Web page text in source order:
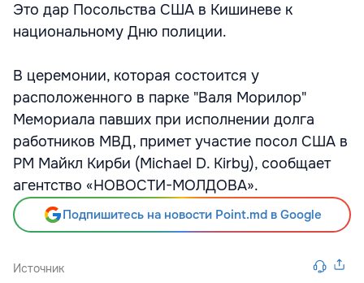
Это дар Посольства США в Кишиневе к
национальному Дню полиции.
В церемонии, которая состоится у
расположенного в парке "Валя Морилор"
Мемориала павших при исполнении долга
работников МВД, примет участие посол США в
РМ Майкл Кирби (Michael D. Kirby), сообщает
агентство «НОВОСТИ-МОЛДОВА».
Подпишитесь на новости Point.md в Google
Источник